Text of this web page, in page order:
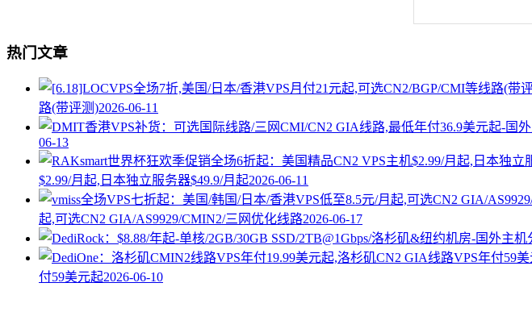
热门文章
路(带评测)2026-06-11
06-13
$2.99/月起,日本独立服务器$49.9/月起2026-06-11
起,可选CN2 GIA/AS9929/CMIN2/三网优化线路2026-06-17
付59美元起2026-06-10